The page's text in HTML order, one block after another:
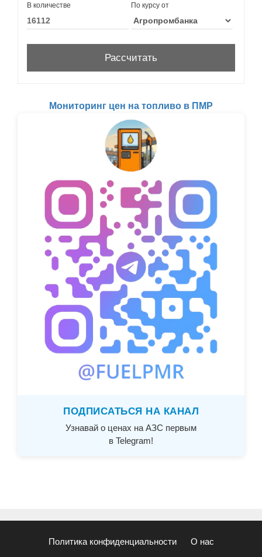
В количестве По курсу от
Мониторинг цен на топливо в ПМР
ПОДПИСАТЬСЯ НА КАНАЛ
Узнавай о ценах на АЗС первым
в Telegram!
Политика конфиденциальности О нас